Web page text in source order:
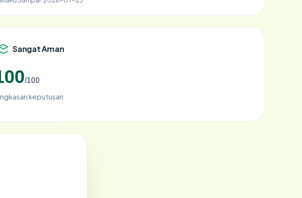
Sangat Aman
/100
keputusan